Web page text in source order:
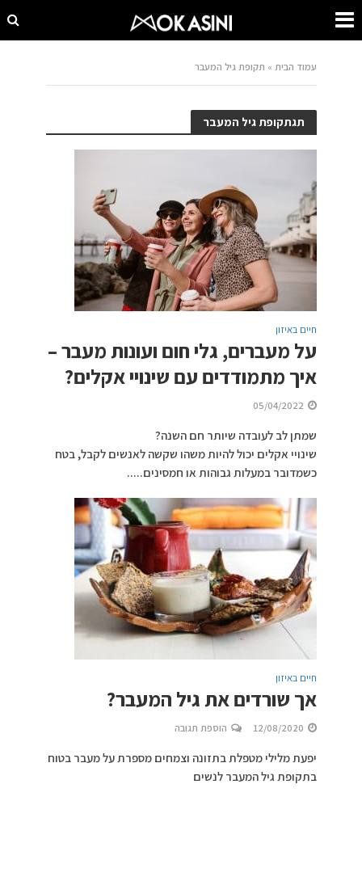
עמוד הבית » תקופת גיל המעבר
תגתקופת גיל המעבר
חיים באיזון
על מעברים, גלי חום ועונות מעבר –
איך מתמודדים עם שינויי אקלים?
05/04/2022
שמתן לב לעובדה שיותר חם השנה?
שינויי אקלים יכול להיות משהו שקשה לאנשים לקבל, בטח
כשמדובר במעלות גבוהות או חמסינים.....
חיים באיזון
אך שורדים את גיל המעבר?
12/08/2020 הוספת תגובה
יפעת מלילי מטפלת בתזונה וצמחים מספרת על מעבר בטוח
בתקופת גיל המעבר לנשים